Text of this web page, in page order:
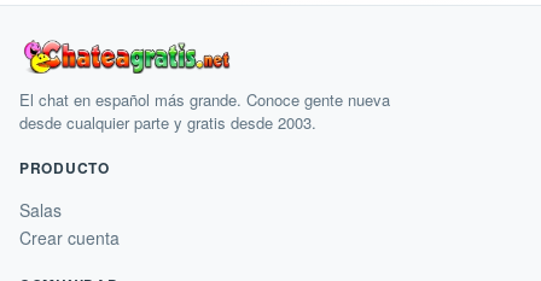
El chat en español más grande. Conoce gente nueva
desde cualquier parte y gratis desde 2003.
PRODUCTO
Salas
Crear cuenta